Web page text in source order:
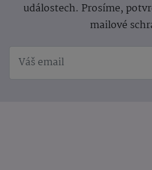
událostech. Prosíme,
mailové